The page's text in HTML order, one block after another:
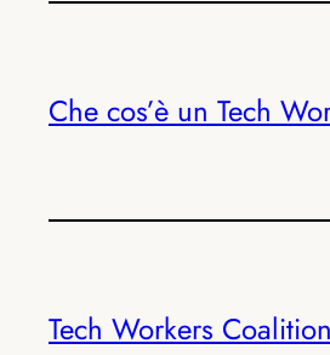
Che cos’è un Tech
Tech Workers